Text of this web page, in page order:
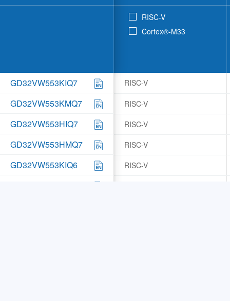
RISC-V
Cortex®-M33
GD32VW553KIQ7 RISC-V
GD32VW553KMQ7 RISC-V
GD32VW553HIQ7 RISC-V
GD32VW553HMQ7 RISC-V
GD32VW553KIQ6 RISC-V